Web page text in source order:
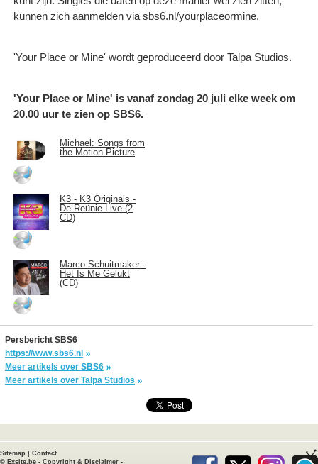
kunnen zich aanmelden via sbs6.nl/yourplaceormine.
'Your Place or Mine' wordt geproduceerd door Talpa Studios.
'Your Place or Mine' is vanaf zondag 20 juli elke week om
20.00 uur te zien op SBS6.
Michael: Songs from
the Motion Picture
K3 - K3 Originals -
De Reünie Live (2
CD)
Marco Schuitmaker -
Het Is Me Gelukt
(CD)
Persbericht SBS6
https://www.sbs6.nl
Meer artikels over SBS6
Meer artikels over Talpa Studios
Sitemap
Contact
© Exsite.be - Copyright & Disclaimer -